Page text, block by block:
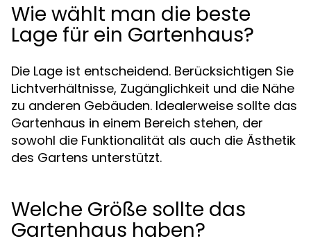
Wie wählt man die beste
Lage für ein Gartenhaus?
Die Lage ist entscheidend. Berücksichtigen Sie
Lichtverhältnisse, Zugänglichkeit und die Nähe
zu anderen Gebäuden. Idealerweise sollte das
Gartenhaus in einem Bereich stehen, der
sowohl die Funktionalität als auch die Ästhetik
des Gartens unterstützt.
Welche Größe sollte das
Gartenhaus haben?